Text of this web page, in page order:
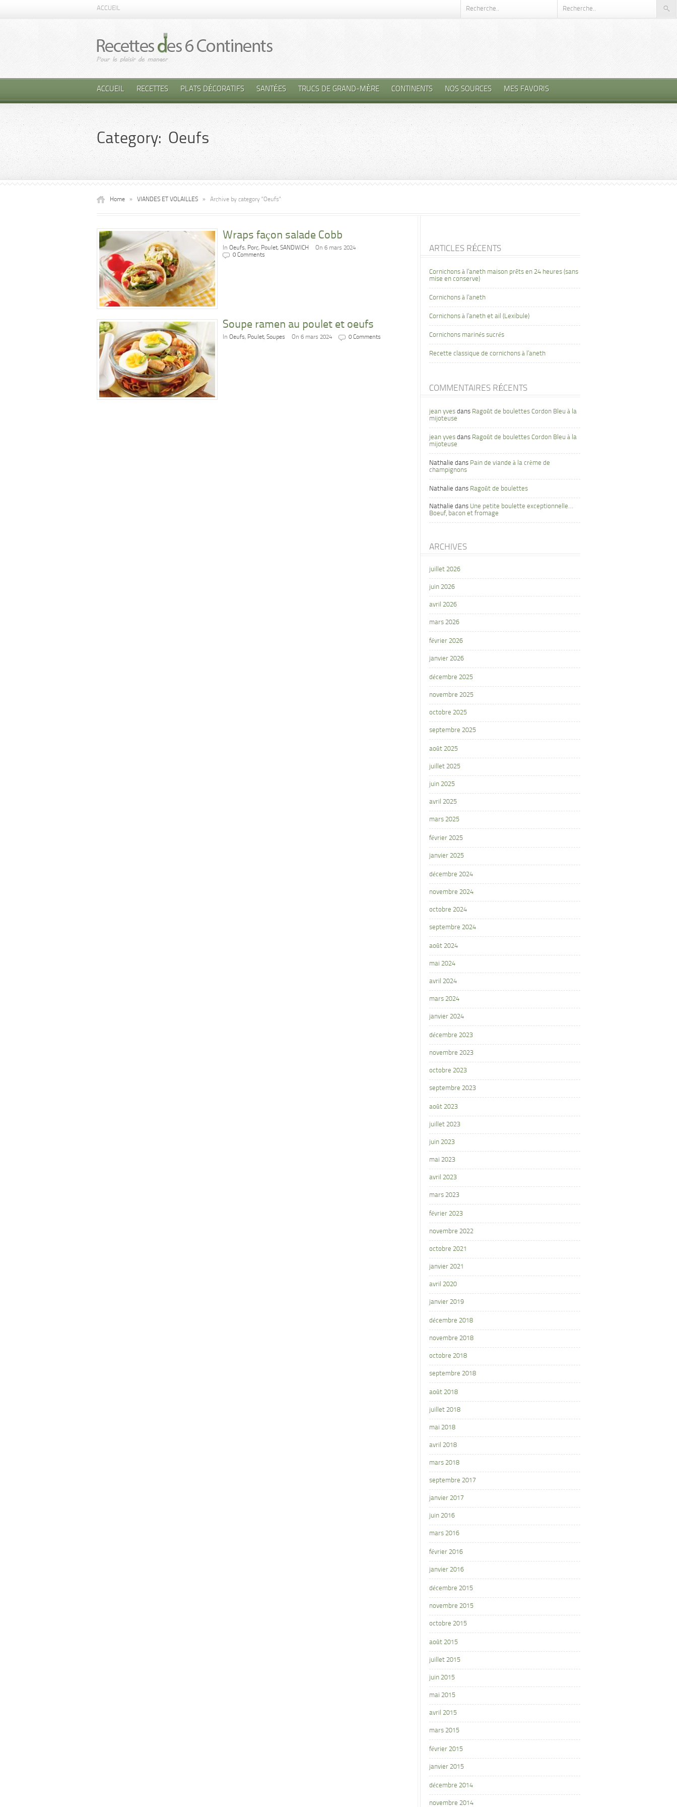
ACCUEIL
ACCUEIL RECETTES PLATS DÉCORATIFS SANTÉES TRUCS DE GRAND-MÈRE CONTINENTS NOS SOURCES MES FAVORIS
Category: Oeufs
Home » VIANDES ET VOLAILLES » Archive by category "Oeufs"
Wraps façon salade Cobb
In Oeufs, Porc, Poulet, SANDWICH
On 6 mars 2024
0 Comments
Soupe ramen au poulet et oeufs
In Oeufs, Poulet, Soupes On 6 mars 2024 0 Comments
ARTICLES RÉCENTS
Cornichons à l’aneth maison prêts en 24 heures (sans
mise en conserve)
Cornichons à l’aneth
Cornichons à l’aneth et ail (Lexibule)
Cornichons marinés sucrés
Recette classique de cornichons à l’aneth
COMMENTAIRES RÉCENTS
jean yves dans Ragoût de boulettes Cordon Bleu à la
mijoteuse
jean yves dans Ragoût de boulettes Cordon Bleu à la
mijoteuse
Nathalie dans Pain de viande à la crème de
champignons
Nathalie dans Ragoût de boulettes
Nathalie dans Une petite boulette exceptionnelle…
Boeuf, bacon et fromage
ARCHIVES
juillet 2026
juin 2026
avril 2026
mars 2026
février 2026
janvier 2026
décembre 2025
novembre 2025
octobre 2025
septembre 2025
août 2025
juillet 2025
juin 2025
avril 2025
mars 2025
février 2025
janvier 2025
décembre 2024
novembre 2024
octobre 2024
septembre 2024
août 2024
mai 2024
avril 2024
mars 2024
janvier 2024
décembre 2023
novembre 2023
octobre 2023
septembre 2023
août 2023
juillet 2023
juin 2023
mai 2023
avril 2023
mars 2023
février 2023
novembre 2022
octobre 2021
janvier 2021
avril 2020
janvier 2019
décembre 2018
novembre 2018
octobre 2018
septembre 2018
août 2018
juillet 2018
mai 2018
avril 2018
mars 2018
septembre 2017
janvier 2017
juin 2016
mars 2016
février 2016
janvier 2016
décembre 2015
novembre 2015
octobre 2015
août 2015
juillet 2015
juin 2015
mai 2015
avril 2015
mars 2015
février 2015
janvier 2015
décembre 2014
novembre 2014